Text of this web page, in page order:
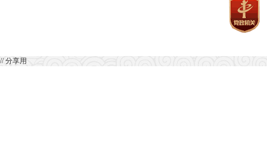
// 分享用